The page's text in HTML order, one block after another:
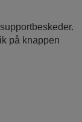
på knappen